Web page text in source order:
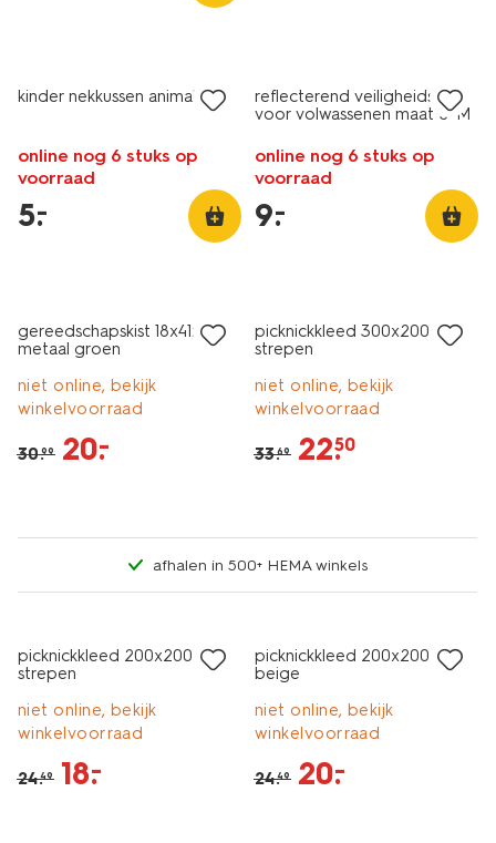
kinder nekkussen animal
online nog 6 stuks op
voorraad
5.
–
reflecterend veiligheidsvest
voor volwassenen maat S-M
online nog 6 stuks op
voorraad
9.
–
gereedschapskist 18x41x19
metaal groen
niet online, bekijk
winkelvoorraad
30.99 20.
–
picknickkleed 300x200cm
strepen
niet online, bekijk
winkelvoorraad
33.69 22.
50
afhalen in 500+ HEMA winkels
picknickkleed 200x200cm
strepen
niet online, bekijk
winkelvoorraad
24.49 18.
–
picknickkleed 200x200cm
beige
niet online, bekijk
winkelvoorraad
24.49 20.
–